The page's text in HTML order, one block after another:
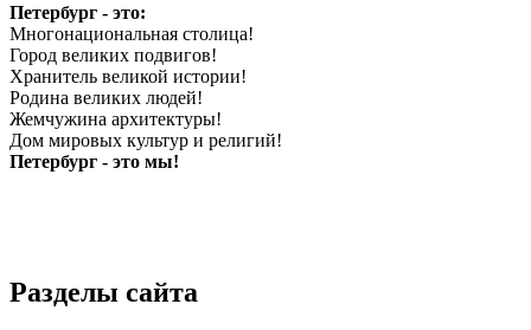
Петербург - это:
Многонациональная столица!
Город великих подвигов!
Хранитель великой истории!
Родина великих людей!
Жемчужина архитектуры!
Дом мировых культур и религий!
Петербург - это мы!
Разделы сайта